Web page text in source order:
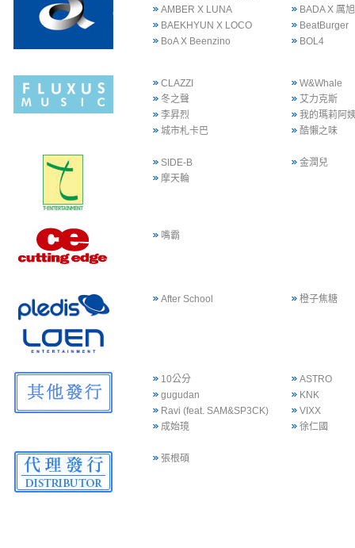
AMBER X LUNA
BADA X 厲旭
BAEKHYUN X LOCO
BeatBurger
BoA X Beenzino
BOL4
CLAZZI
W&Whale
冬之聲
艾力克斯
李昇烈
我的瑪莉阿
城市札卡巴
酷懶之味
SIDE-B
金潤兒
摩天輪
嘴霸
After School 橙子焦糖
10公分
ASTRO
gugudan
KNK
Ravi (feat. SAM&SP3CK)
VIXX
成始璄
徐仁國
張根碩